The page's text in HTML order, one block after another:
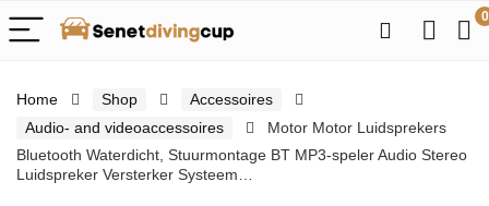
0
Home Shop
Accessoires
Audio- and videoaccessoires
Motor Motor Luidsprekers
Bluetooth Waterdicht, Stuurmontage BT MP3-speler Audio Stereo
Luidspreker Versterker Systeem…